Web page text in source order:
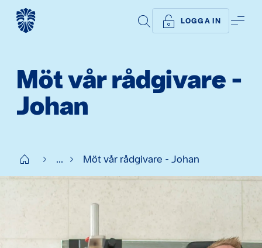
SÖK LOGGA IN
Möt vår rådgivare -
Johan
Start ... Möt vår rådgivare - Johan